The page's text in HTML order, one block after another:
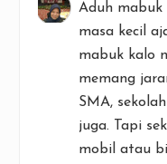
Aduh mabuk
masa kecil
mabuk kalo
memang
SMA,
juga. Tapi
mobil atau